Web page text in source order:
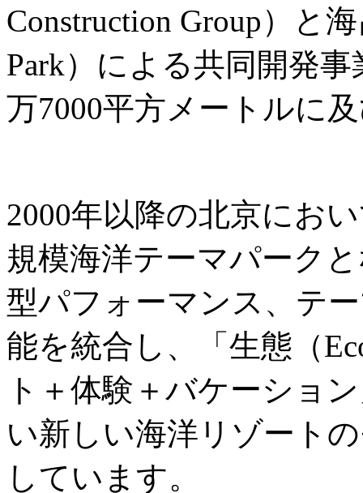
Construction Group）と
Park）による共同開発
万7000平方メートルに
2000年以降の北京にお
規模海洋テーマパーク
型パフォーマンス、テ
能を統合し、「生態（
ト＋体験＋バケーショ
い新しい海洋リゾート
しています。